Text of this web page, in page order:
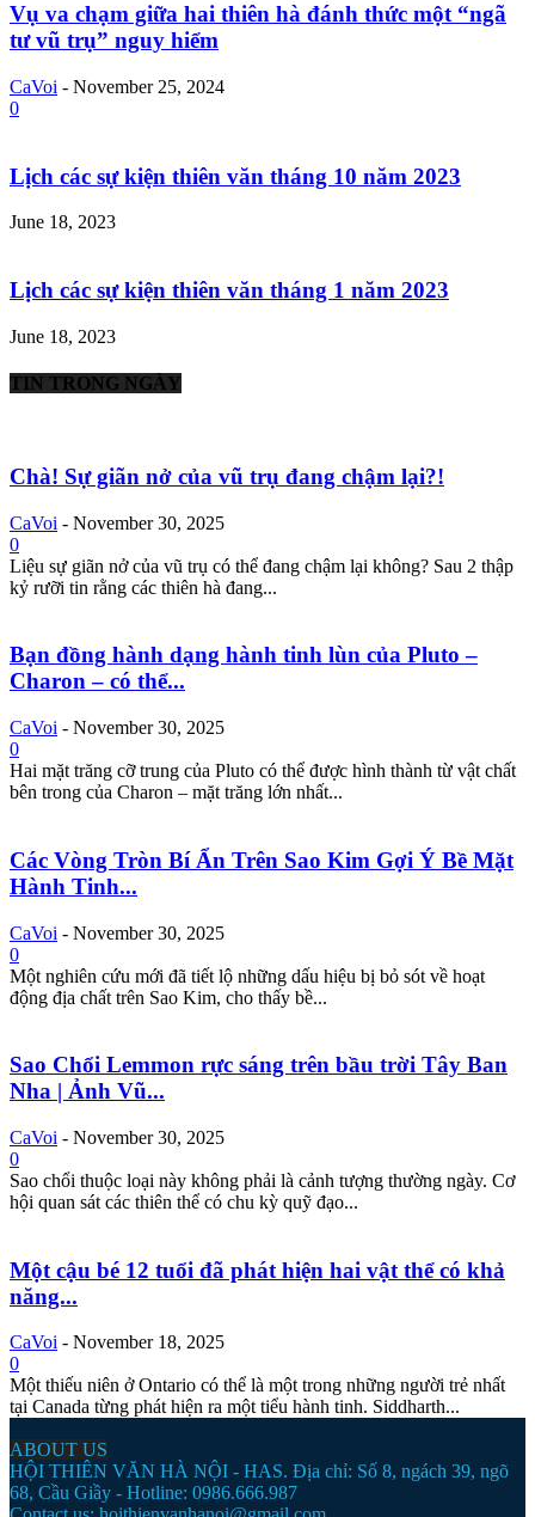
Vụ va chạm giữa hai thiên hà đánh thức một “ngã
tư vũ trụ” nguy hiểm
CaVoi - November 25, 2024
0
Lịch các sự kiện thiên văn tháng 10 năm 2023
June 18, 2023
Lịch các sự kiện thiên văn tháng 1 năm 2023
June 18, 2023
TIN TRONG NGÀY
Chà! Sự giãn nở của vũ trụ đang chậm lại?!
CaVoi - November 30, 2025
0
Liệu sự giãn nở của vũ trụ có thể đang chậm lại không? Sau 2 thập
kỷ rưỡi tin rằng các thiên hà đang...
Bạn đồng hành dạng hành tinh lùn của Pluto –
Charon – có thể...
CaVoi - November 30, 2025
0
Hai mặt trăng cỡ trung của Pluto có thể được hình thành từ vật chất
bên trong của Charon – mặt trăng lớn nhất...
Các Vòng Tròn Bí Ẩn Trên Sao Kim Gợi Ý Bề Mặt
Hành Tinh...
CaVoi - November 30, 2025
0
Một nghiên cứu mới đã tiết lộ những dấu hiệu bị bỏ sót về hoạt
động địa chất trên Sao Kim, cho thấy bề...
Sao Chổi Lemmon rực sáng trên bầu trời Tây Ban
Nha | Ảnh Vũ...
CaVoi - November 30, 2025
0
Sao chổi thuộc loại này không phải là cảnh tượng thường ngày. Cơ
hội quan sát các thiên thể có chu kỳ quỹ đạo...
Một cậu bé 12 tuổi đã phát hiện hai vật thể có khả
năng...
CaVoi - November 18, 2025
0
Một thiếu niên ở Ontario có thể là một trong những người trẻ nhất
tại Canada từng phát hiện ra một tiểu hành tinh. Siddharth...
ABOUT US
HỘI THIÊN VĂN HÀ NỘI - HAS. Địa chỉ: Số 8, ngách 39, ngõ
68, Cầu Giầy - Hotline: 0986.666.987